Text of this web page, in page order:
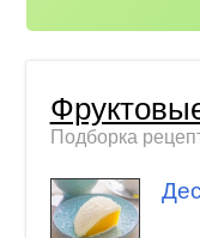
Подборка